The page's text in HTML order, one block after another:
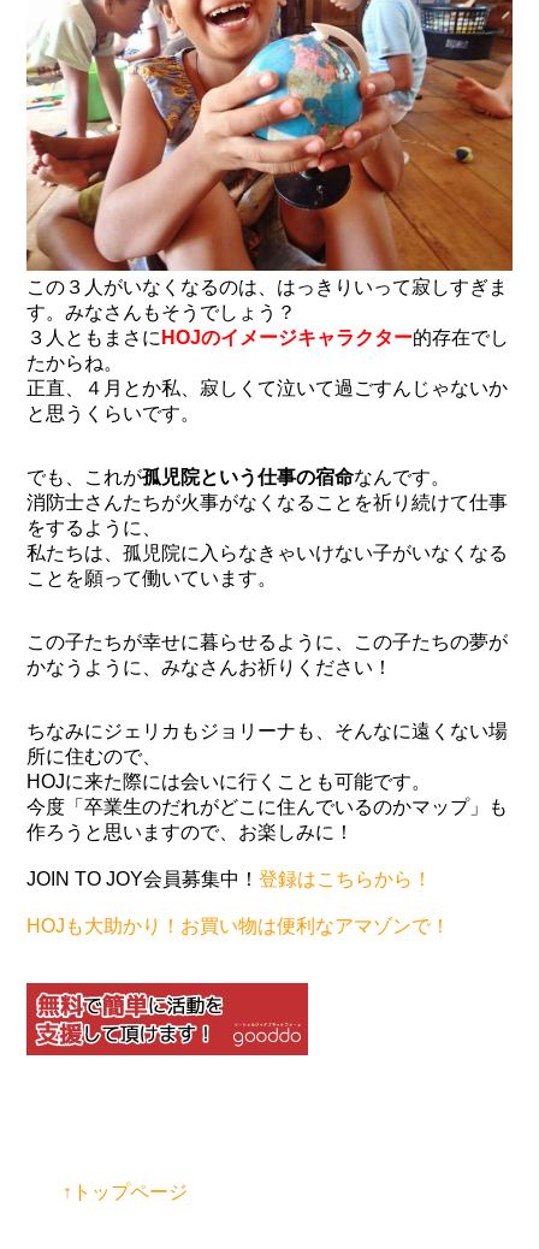
この３人がいなくなるのは、はっきりいって寂しすぎま
す。みなさんもそうでしょう？
３人ともまさに HOJのイメージキャラクター的存在でし
たからね。
正直、４月とか私、寂しくて泣いて過ごすんじゃないか
と思うくらいです。
でも、これが孤児院という仕事の宿命なんです。
消防士さんたちが火事がなくなることを祈り続けて仕事
をするように、
私たちは、孤児院に入らなきゃいけない子がいなくなる
ことを願って働いています。
この子たちが幸せに暮らせるように、この子たちの夢が
かなうように、みなさんお祈りください！
ちなみにジェリカもジョリーナも、そんなに遠くない場
所に住むので、
HOJに来た際には会いに行くことも可能です。
今度「卒業生のだれがどこに住んでいるのかマップ」も
作ろうと思いますので、お楽しみに！
JOIN TO JOY会員募集中！登録はこちらから！
HOJも大助かり！お買い物は便利なアマゾンで！
↑トップページ